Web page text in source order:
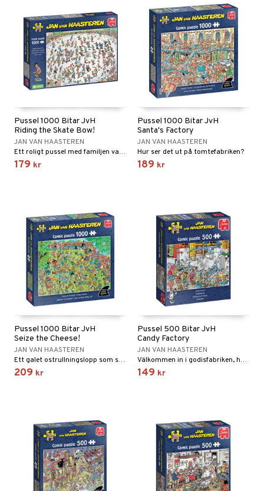
Pussel 1000 Bitar JvH
Riding the Skate Bow!
JAN VAN HAASTEREN
Ett roligt pussel med familjen van Haasteren i skate-parken.
179 kr
Pussel 1000 Bitar JvH
Santa's Factory
JAN VAN HAASTEREN
Hur ser det ut på tomtefabriken?
189 kr
Pussel 1000 Bitar JvH
Seize the Cheese!
JAN VAN HAASTEREN
Ett galet ostrullningslopp som ser kaosartat ut!
209 kr
Pussel 500 Bitar JvH
Candy Factory
JAN VAN HAASTEREN
Välkommen in i godisfabriken, hur kommer detta sluta?
149 kr